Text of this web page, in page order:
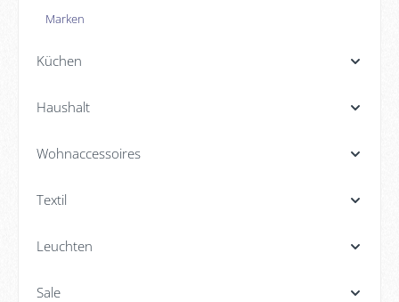
Marken
Küchen
Haushalt
Wohnaccessoires
Textil
Leuchten
Sale